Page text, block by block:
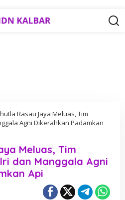
Rasau Jaya Meluas, Tim
Agni Dikerahkan Padamkan
Meluas, Tim
dan Manggala Agni
Api